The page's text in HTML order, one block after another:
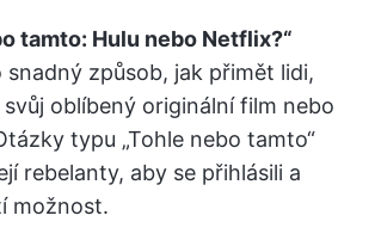
tamto: Hulu nebo Netflix?“
snadný způsob, jak přimět lidi,
oblíbený originální film nebo
typu „Tohle nebo tamto“
rebelanty, aby se přihlásili a
možnost.